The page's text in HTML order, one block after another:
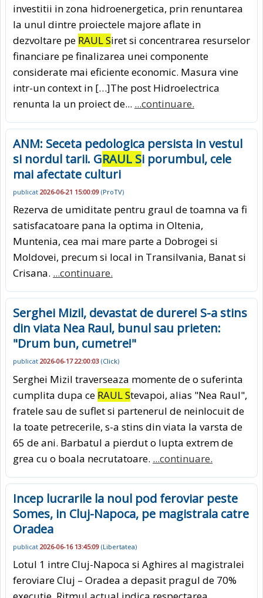
investitii in zona hidroenergetica, prin renuntarea
la unul dintre proiectele majore aflate in
dezvoltare pe RAUL Siret si concentrarea resurselor
financiare pe finalizarea unei componente
considerate mai eficiente economic. Masura vine
intr-un context in […]The post Hidroelectrica
renunta la un proiect de... ...continuare.
ANM: Seceta pedologica persista in vestul
si nordul tarii. GRAUL Si porumbul, cele
mai afectate culturi
publicat 2026-06-21 15:00:09 (ProTV)
Rezerva de umiditate pentru graul de toamna va fi
satisfacatoare pana la optima in Oltenia,
Muntenia, cea mai mare parte a Dobrogei si
Moldovei, precum si local in Transilvania, Banat si
Crisana. ...continuare.
Serghei Mizil, devastat de durere! S-a stins
din viata Nea Raul, bunul sau prieten:
"Drum bun, cumetre!"
publicat 2026-06-17 22:00:03 (Click)
Serghei Mizil traverseaza momente de o suferinta
cumplita dupa ce RAUL Stevapoi, alias "Nea Raul",
fratele sau de suflet si partenerul de neinlocuit de
la toate petrecerile, s-a stins din viata la varsta de
65 de ani. Barbatul a pierdut o lupta extrem de
grea cu o boala necrutatoare. ...continuare.
Incep lucrarile la noul pod feroviar peste
Somes, in Cluj-Napoca, pe magistrala catre
Oradea
publicat 2026-06-16 13:45:09 (Libertatea)
Lotul 1 intre Cluj-Napoca si Aghires al magistralei
feroviare Cluj – Oradea a depasit pragul de 70%